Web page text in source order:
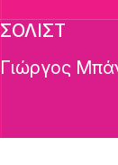
ΣΟΛΙΣΤ
Γιώργος